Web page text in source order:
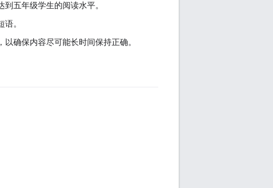
五年级学生的阅读水平。
。
确保内容尽可能长时间保持正确。